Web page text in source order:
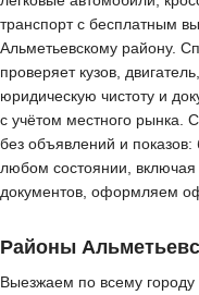
транспорт с бесплатным
Альметьевскому району.
проверяет кузов,
юридическую чистоту и
с учётом местного рынка.
без объявлений и
любом состоянии,
документов, оформляем
Районы
Выезжаем по всему